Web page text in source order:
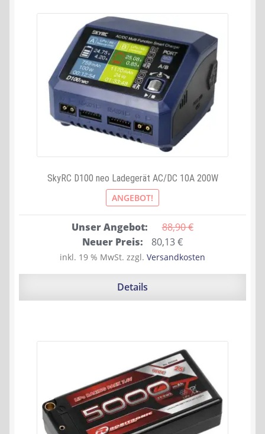
SkyRC D100 neo Ladegerät AC/DC 10A 200W
ANGEBOT!
Unser Angebot: 88,90 €
Ursprünglicher
Preis
war:
Neuer Preis: 80,13€Aktueller
Preis
ist:
inkl. 19 % MwSt. zzgl. Versandkosten
Details